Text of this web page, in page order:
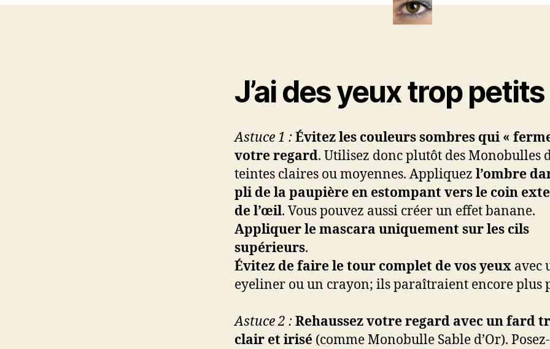
J’ai des yeux trop petits
Astuce 1 :Évitez les couleurs sombres qui «
votre regard. Utilisez donc plutôt des Monobulles
teintes claires ou moyennes. Appliquez l’ombre
pli de la paupière en estompant vers le coin
de l’œil. Vous pouvez aussi créer un effet banane.
Appliquer le mascara uniquement sur les cils
supérieurs.
Évitez de faire le tour complet de vos yeux avec
eyeliner ou un crayon; ils paraîtraient encore plus
Astuce 2 :Rehaussez votre regard avec un fard
clair et irisé (comme Monobulle Sable d’Or).